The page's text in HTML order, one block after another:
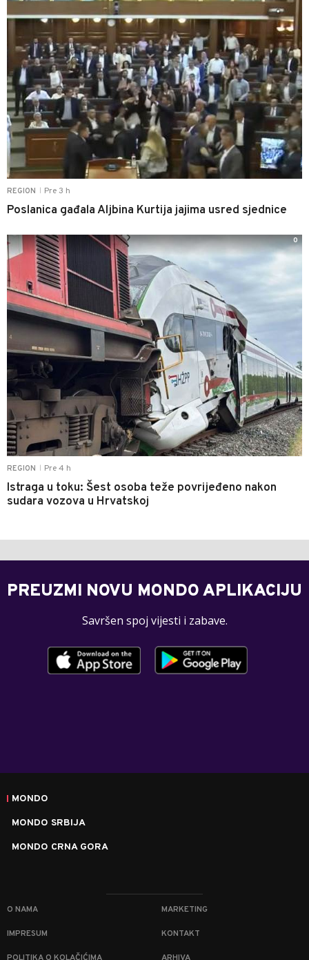
REGION Pre 3 h
Poslanica gađala Aljbina Kurtija jajima usred sjednice
REGION Pre 4 h
Istraga u toku: Šest osoba teže povrijeđeno nakon
sudara vozova u Hrvatskoj
0
PREUZMI NOVU MONDO APLIKACIJU
Savršen spoj vijesti i zabave.
MONDO
MONDO SRBIJA
MONDO CRNA GORA
O NAMA MARKETING
IMPRESUM KONTAKT